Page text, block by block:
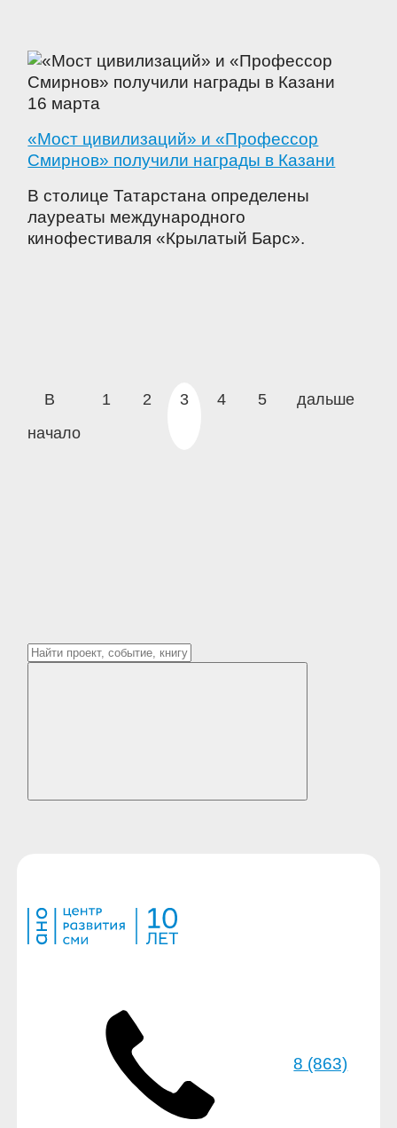
16 марта
«Мост цивилизаций» и «Профессор
Смирнов» получили награды в Казани
В столице Татарстана определены
лауреаты международного
кинофестиваля «Крылатый Барс».
В
начало
1 2 3 4 5 дальше
8 (863)